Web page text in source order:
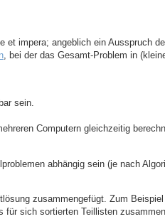
et impera; angeblich ein Ausspruch
, bei der das Gesamt-Problem in
sein.
Computern gleichzeitig
abhängig sein (je nach
zusammengefügt. Zum
sich sortierten Teillisten